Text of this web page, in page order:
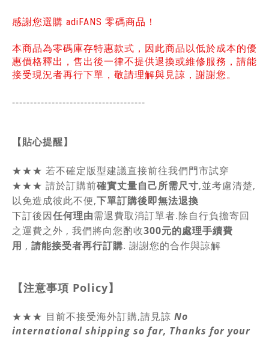
感謝您選購 adiFANS 零碼商品！
本商品為零碼庫存特惠款式，因此商品以低於成本的優
惠價格釋出，售出後一律不提供退換或維修服務，請能
接受現況者再行下單，敬請理解與見諒，謝謝您。
-------------------------------------
【貼心提醒】
★★★ 若不確定版型建議直接前往我們門市試穿
★★★ 請於訂購前確實丈量自己所需尺寸,並考慮清楚,
以免造成彼此不便,下單訂購後即無法退換
下訂後因任何理由需退費取消訂單者.除自行負擔寄回
之運費之外 , 我們將向您酌收300元的處理手續費
用 , 請能接受者再行訂購. 謝謝您的合作與諒解
【注意事項 Policy】
★★★ 目前不接受海外訂購,請見諒 No
international shipping so far, Thanks for your